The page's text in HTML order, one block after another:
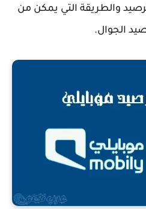
والطريقة التي يمكن من
الجوال.